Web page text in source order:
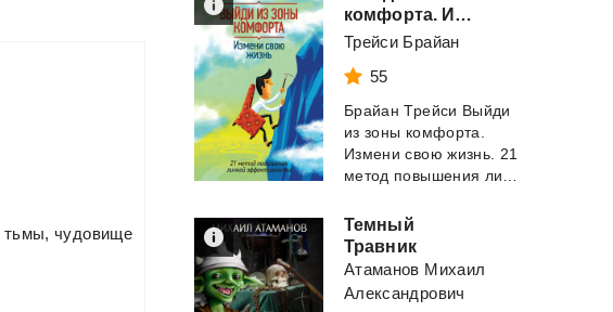
тьмы, чудовище
комфорта. Измени свою жизнь. 21 метод повышения личной эффективности
Трейси Брайан
55
Брайан Трейси Выйди
из зоны комфорта.
Измени свою жизнь. 21
Темный
Травник
Атаманов Михаил
Александрович